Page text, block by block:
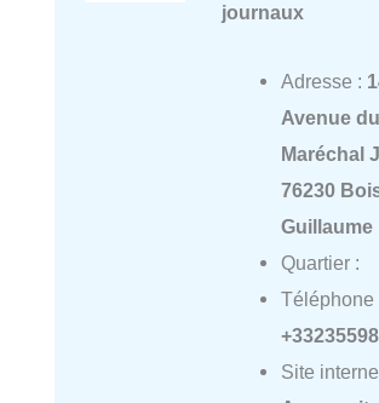
journaux
Adresse :
Avenue du
Maréchal
76230
Guillaume
Quartier :
Téléphone
Site